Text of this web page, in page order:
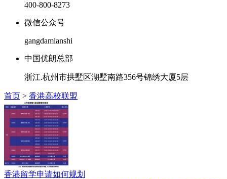
400-800-8273
微信公众号
gangdamianshi
中国优朗总部
浙江.杭州市拱墅区湖墅南路356号锦绣大厦5层
首页 > 香港高校联盟
香港留学申请如何规划